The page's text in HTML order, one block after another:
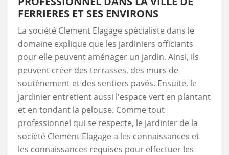
FERRIERES ET SES ENVIRONS
La société Clement Elagage spécialiste dans le
domaine explique que les jardiniers officiants
pour elle peuvent aménager un jardin. Ainsi, ils
peuvent créer des terrasses, des murs de
soutènement et des sentiers pavés. Ensuite, le
jardinier entretient aussi l'espace vert en plantant
et en tondant la pelouse. Comme tout
professionnel qui se respecte, le jardinier de la
société Clement Elagage a les connaissances et
les connaissances requises pour effectuer les